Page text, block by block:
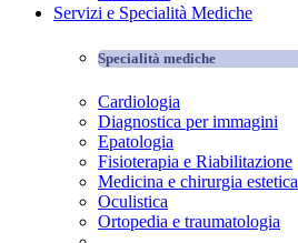
Servizi e Specialità Mediche
Specialità mediche
Cardiologia
Diagnostica per immagini
Epatologia
Fisioterapia e Riabilitazione
Medicina e chirurgia estetica
Oculistica
Ortopedia e traumatologia